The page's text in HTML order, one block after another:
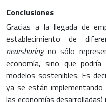
Conclusiones
Gracias a la llegada de
establecimiento de
nearshoringno sólo
economía, sino que
modelos sostenibles. Es
ya se están
las economías